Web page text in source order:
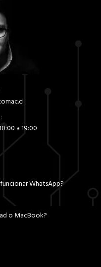
a 19:00
WhatsApp?
o MacBook?